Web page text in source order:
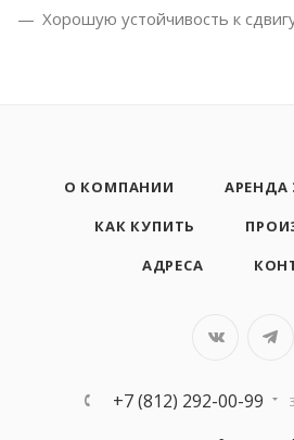
Хорошую устойчивость к
О КОМПАНИИ
АРЕНДА
КАК КУПИТЬ
АДРЕСА
+7 (812) 292-00-99